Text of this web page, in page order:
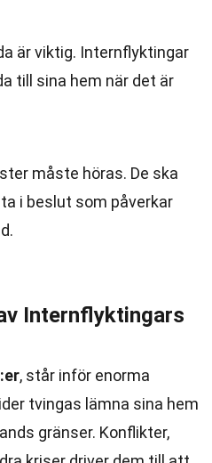
är viktig. Internflyktingar
till sina hem när det är
måste höras. De ska
i beslut som påverkar
Internflyktingars
, står inför enorma
tvingas lämna sina hem
gränser. Konflikter,